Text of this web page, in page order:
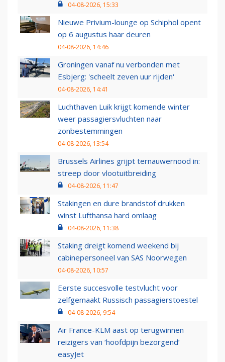
04-08-2026, 15:33
Nieuwe Privium-lounge op Schiphol opent
op 6 augustus haar deuren
04-08-2026, 14:46
Groningen vanaf nu verbonden met
Esbjerg: 'scheelt zeven uur rijden'
04-08-2026, 14:41
Luchthaven Luik krijgt komende winter
weer passagiersvluchten naar
zonbestemmingen
04-08-2026, 13:54
Brussels Airlines grijpt ternauwernood in:
streep door vlootuitbreiding
04-08-2026, 11:47
Stakingen en dure brandstof drukken
winst Lufthansa hard omlaag
04-08-2026, 11:38
Staking dreigt komend weekend bij
cabinepersoneel van SAS Noorwegen
04-08-2026, 10:57
Eerste succesvolle testvlucht voor
zelfgemaakt Russisch passagierstoestel
04-08-2026, 9:54
Air France-KLM aast op terugwinnen
reizigers van ‘hoofdpijn bezorgend’
easyJet